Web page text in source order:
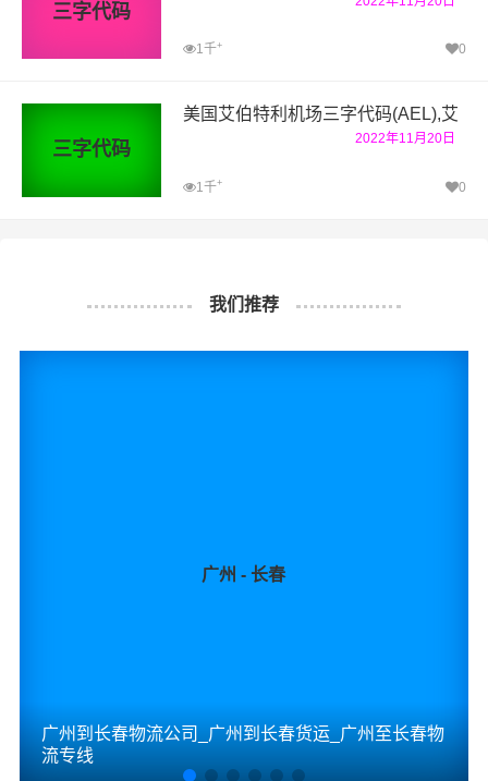
三字代码
1千+ 0
三字代码
美国艾伯特利机场三字代码(AEL),艾
1千+ 0
2022年11月20日
我们推荐
广州 - 长春
广州到长春物流公司_广州到长春货运_广州至长春物
流专线